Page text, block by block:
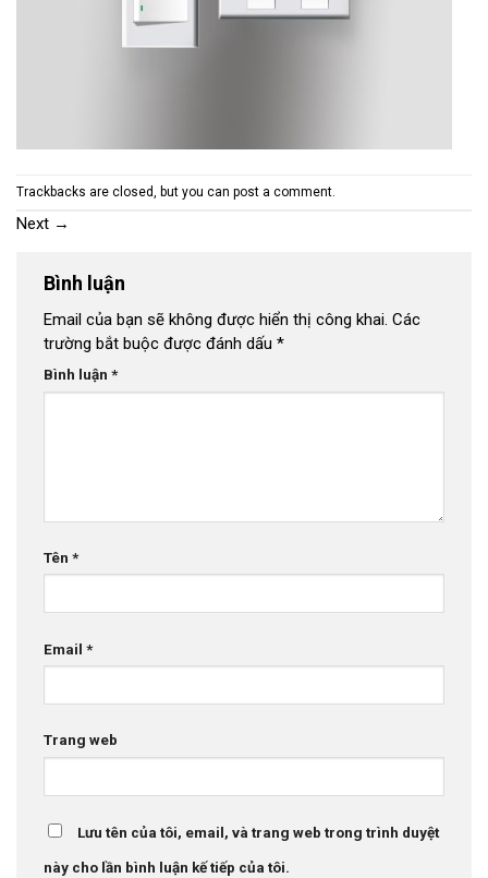
Trackbacks are closed, but you can post a comment
Next →
Bình luận
Email của bạn sẽ không được hiển thị công khai. Các
trường bắt buộc được đánh dấu *
Bình luận *
Tên *
Email *
Trang web
Lưu tên của tôi, email, và trang web trong trình duyệt
này cho lần bình luận kế tiếp của tôi.